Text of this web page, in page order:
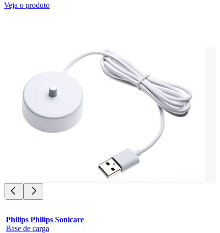
Veja o produto
Philips Philips Sonicare
Base de carga